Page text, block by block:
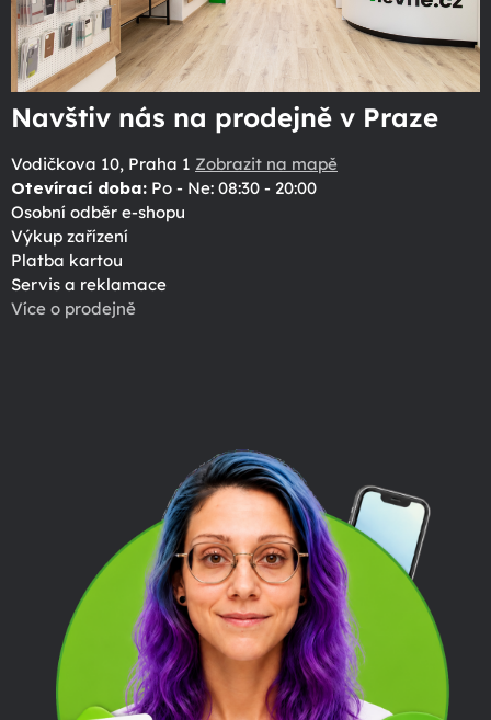
Navštiv nás na prodejně v Praze
Vodičkova 10, Praha 1 Zobrazit na mapě
Otevírací doba: Po - Ne: 08:30 - 20:00
Osobní odběr e-shopu
Výkup zařízení
Platba kartou
Servis a reklamace
Více o prodejně